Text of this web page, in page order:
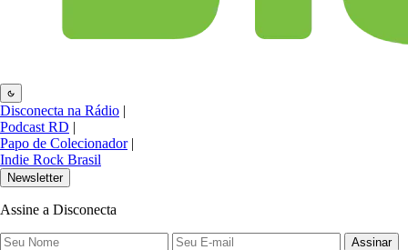
Disconecta na Rádio |
Podcast RD |
Papo de Colecionador |
Indie Rock Brasil
Newsletter
Assine a Disconecta
Assinar